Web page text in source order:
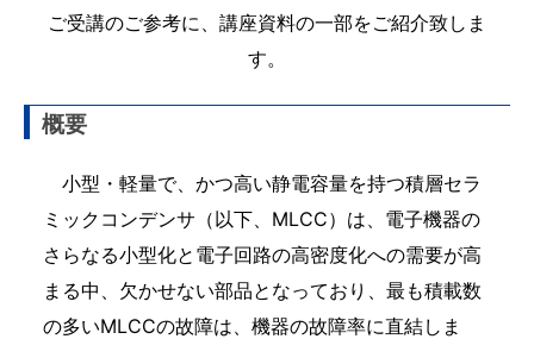
ご受講のご参考に、講座資料の一部をご紹介致しま
す。
概要
小型・軽量で、かつ高い静電容量を持つ積層セラ
ミックコンデンサ（以下、MLCC）は、電子機器の
さらなる小型化と電子回路の高密度化への需要が高
まる中、欠かせない部品となっており、最も積載数
の多いMLCCの故障は、機器の故障率に直結しま